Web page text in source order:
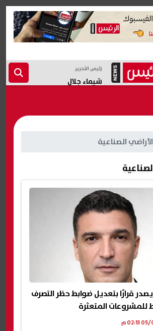
رئيس التحرير
شيماء جلال
الأراضي الصناعية
قرارًا بتعديل ضوابط حظر التصرف
للمشروعات المتعثرة